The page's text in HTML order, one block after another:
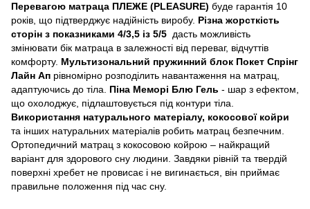
Перевагою матраца ПЛЕЖЕ (PLEASURE) буде гарантія 10
років, що підтверджує надійність виробу. Різна жорсткість
сторін з показниками 4/3,5 із 5/5 дасть можливість
змінювати бік матраца в залежності від переваг, відчуттів
комфорту. Мультизональний пружинний блок Покет Спрінг
Лайн Ап рівномірно розподілить навантаження на матрац,
адаптуючись до тіла. Піна Меморі Блю Гель - шар з ефектом,
що охолоджує, підлаштовується під контури тіла.
Використання натурального матеріалу, кокосової койри
та інших натуральних матеріалів робить матрац безпечним.
Ортопедичний матрац з кокосовою койрою – найкращий
варіант для здорового сну людини. Завдяки рівній та твердій
поверхні хребет не провисає і не вигинається, він приймає
правильне положення під час сну.